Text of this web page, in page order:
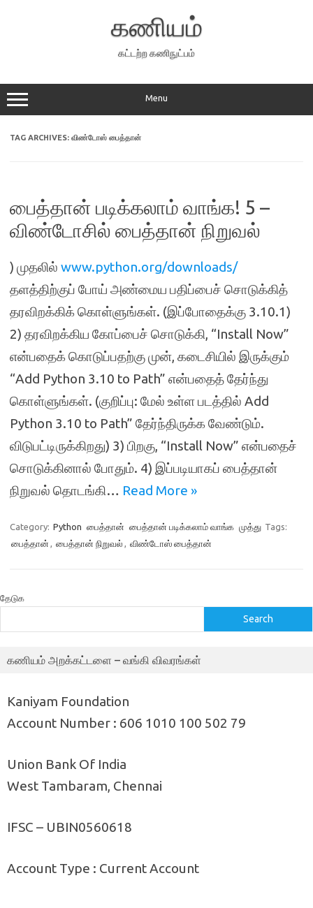
கணியம்
கட்டற்ற கணிநுட்பம்
Menu
TAG ARCHIVES: விண்டோஸ் பைத்தான்
பைத்தான் படிக்கலாம் வாங்க! 5 –
விண்டோசில் பைத்தான் நிறுவல்
) முதலில் www.python.org/downloads/
தளத்திற்குப் போய் அண்மைய பதிப்பைச் சொடுக்கித்
தரவிறக்கிக் கொள்ளுங்கள். (இப்போதைக்கு 3.10.1)
2) தரவிறக்கிய கோப்பைச் சொடுக்கி, “Install Now”
என்பதைக் கொடுப்பதற்கு முன், கடைசியில் இருக்கும்
“Add Python 3.10 to Path” என்பதைத் தேர்ந்து
கொள்ளுங்கள். (குறிப்பு: மேல் உள்ள படத்தில் Add
Python 3.10 to Path” தேர்ந்திருக்க வேண்டும்.
விடுபட்டிருக்கிறது) 3) பிறகு, “Install Now” என்பதைச்
சொடுக்கினால் போதும். 4) இப்படியாகப் பைத்தான்
நிறுவல் தொடங்கி… Read More »
Category: Python பைத்தான் பைத்தான் படிக்கலாம் வாங்க முத்து Tags:
பைத்தான் , பைத்தான் நிறுவல் , விண்டோஸ் பைத்தான்
தேடுக
Search
கணியம் அறக்கட்டளை – வங்கி விவரங்கள்
Kaniyam Foundation
Account Number : 606 1010 100 502 79
Union Bank Of India
West Tambaram, Chennai
IFSC – UBIN0560618
Account Type : Current Account